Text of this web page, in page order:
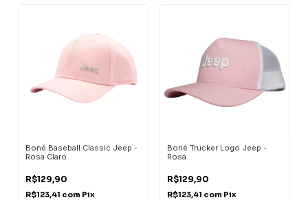
Boné Baseball Classic Jeep -
Rosa Claro
R$129,90
R$123,41 com Pix
Boné Trucker Logo Jeep -
Rosa
R$129,90
R$123,41 com Pix